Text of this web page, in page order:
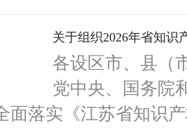
关于组织2026年省知识
各设区市、县（
党中央、国务院
面落实《江苏省知识